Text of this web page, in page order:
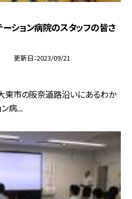
ション病院のスタッフの皆さ
更新日 2023/09/21
東市の阪奈道路沿いにあるわか
病...